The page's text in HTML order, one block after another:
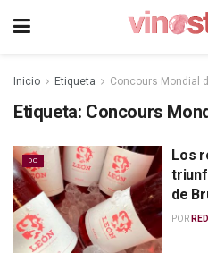
Inicio Etiqueta Concours Mondial
Etiqueta: Concours
DO
Los
de
POR